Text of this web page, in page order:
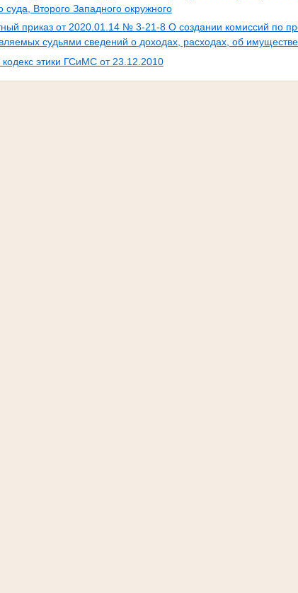
суда, Второго Западного окружного
приказ от 2020.01.14 № 3-21-8 О создании комиссий по
судьями сведений о доходах, расходах, об
кодекс этики ГСиМС от 23.12.2010